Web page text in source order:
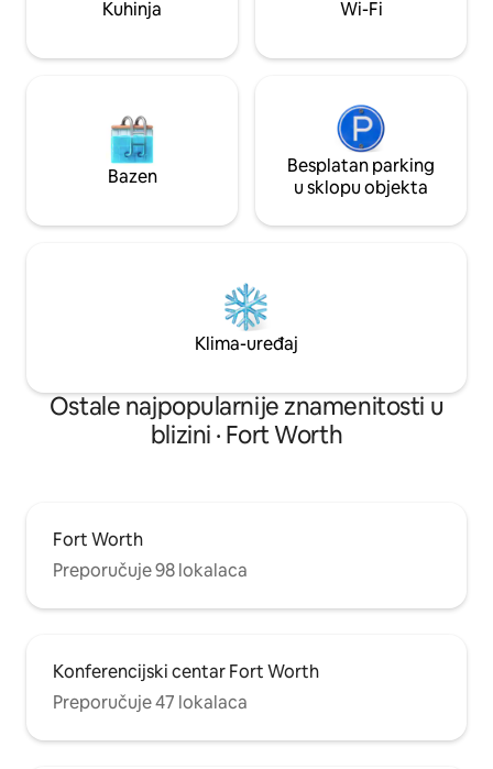
jednostavan pristup svemu što grad
kupaonica s tuš-
Kuhinja Wi-Fi
Bazen
Besplatan parking
u sklopu objekta
Klima-uređaj
Ostale najpopularnije znamenitosti u
blizini · Fort Worth
Fort Worth
Preporučuje 98 lokalaca
Konferencijski centar Fort Worth
Preporučuje 47 lokalaca